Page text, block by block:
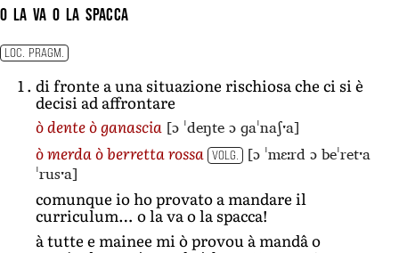
o la va o la spacca
LOC. PRAGM.
di fronte a una situazione rischiosa che ci si è
decisi ad affrontare
ò dente ò ganascia [ɔ ˈdeŋte ɔ ɡaˈnaʃˑa]
ò merda ò berretta rossa VOLG. [ɔ ˈmɛːrd ɔ beˈretˑa
ˈrusˑa]
comunque io ho provato a mandare il
curriculum… o la va o la spacca!
à tutte e mainee mi ò provou à mandâ o